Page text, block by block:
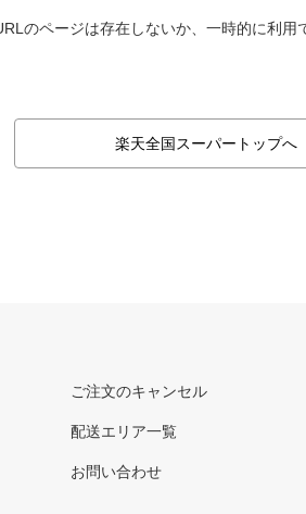
のページは存在しないか、一時的に利用
楽天全国スーパートップへ
ご注文のキャンセル
配送エリア一覧
お問い合わせ